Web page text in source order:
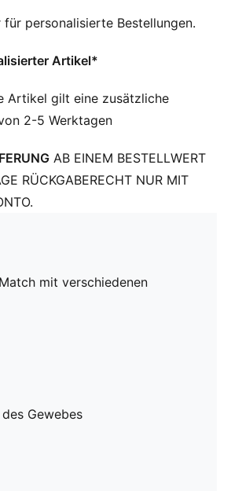
personalisierte Bestellungen.
Artikel*
Artikel gilt eine zusätzliche
2-5 Werktagen
AB EINEM BESTELLWERT
RÜCKGABERECHT NUR MIT
mit verschiedenen
Gewebes